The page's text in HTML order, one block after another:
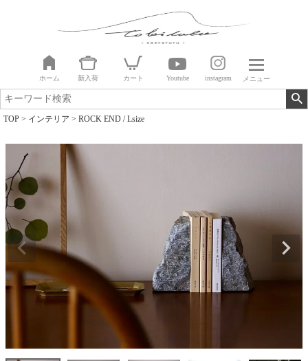
ホーム 新入荷 カート Youtube instagram メニュー
TOP インテリア ROCK END / Lsize